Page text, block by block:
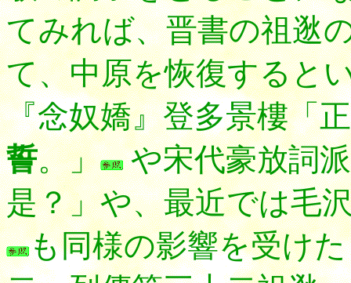
てみれば、晋書の祖逖
て、中原を恢復すると
『念奴嬌』登多景樓「
誓。」
や宋代豪放詞
是？」や、最近では毛
も同様の影響を受け